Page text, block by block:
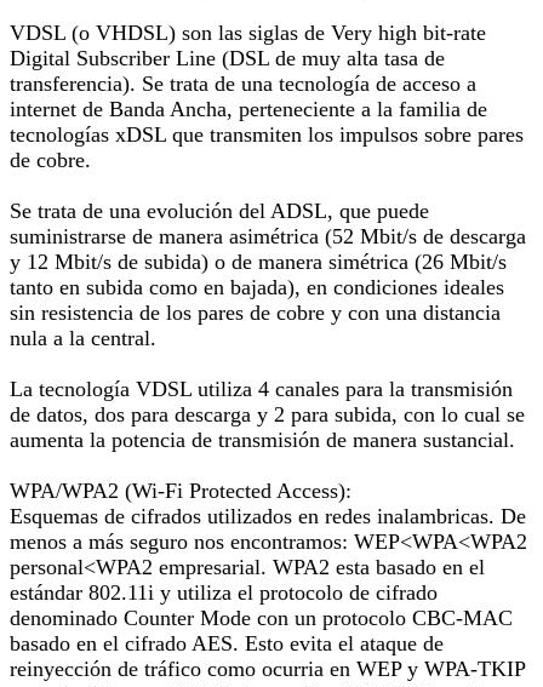
VDSL (o VHDSL) son las siglas de Very high bit-rate
Digital Subscriber Line (DSL de muy alta tasa de
transferencia). Se trata de una tecnología de acceso a
internet de Banda Ancha, perteneciente a la familia de
tecnologías xDSL que transmiten los impulsos sobre pares
de cobre.
Se trata de una evolución del ADSL, que puede
suministrarse de manera asimétrica (52 Mbit/s de descarga
y 12 Mbit/s de subida) o de manera simétrica (26 Mbit/s
tanto en subida como en bajada), en condiciones ideales
sin resistencia de los pares de cobre y con una distancia
nula a la central.
La tecnología VDSL utiliza 4 canales para la transmisión
de datos, dos para descarga y 2 para subida, con lo cual se
aumenta la potencia de transmisión de manera sustancial.
WPA/WPA2 (Wi-Fi Protected Access):
Esquemas de cifrados utilizados en redes inalambricas. De
menos a más seguro nos encontramos: WEP<WPA<WPA2
personal<WPA2 empresarial. WPA2 esta basado en el
estándar 802.11i y utiliza el protocolo de cifrado
denominado Counter Mode con un protocolo CBC-MAC
basado en el cifrado AES. Esto evita el ataque de
reinyección de tráfico como ocurria en WEP y WPA-TKIP